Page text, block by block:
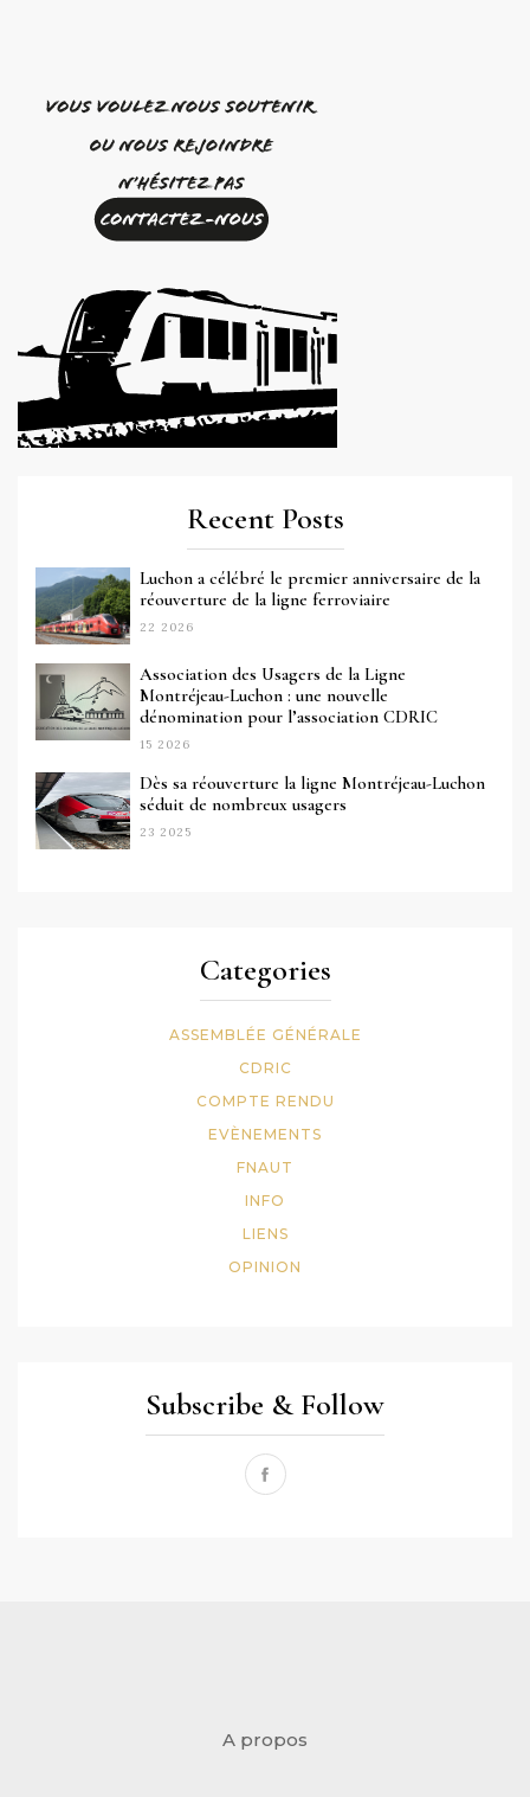
Recent Posts
Luchon a célébré le premier anniversaire de la
réouverture de la ligne ferroviaire
22 2026
Association des Usagers de la Ligne
Montréjeau-Luchon : une nouvelle
dénomination pour l’association CDRIC
15 2026
Dès sa réouverture la ligne Montréjeau-Luchon
séduit de nombreux usagers
23 2025
Categories
ASSEMBLÉE GÉNÉRALE
CDRIC
COMPTE RENDU
EVÈNEMENTS
FNAUT
INFO
LIENS
OPINION
Subscribe & Follow
A propos